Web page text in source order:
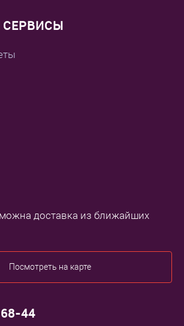
доставка из ближайших
Посмотреть на карте
44